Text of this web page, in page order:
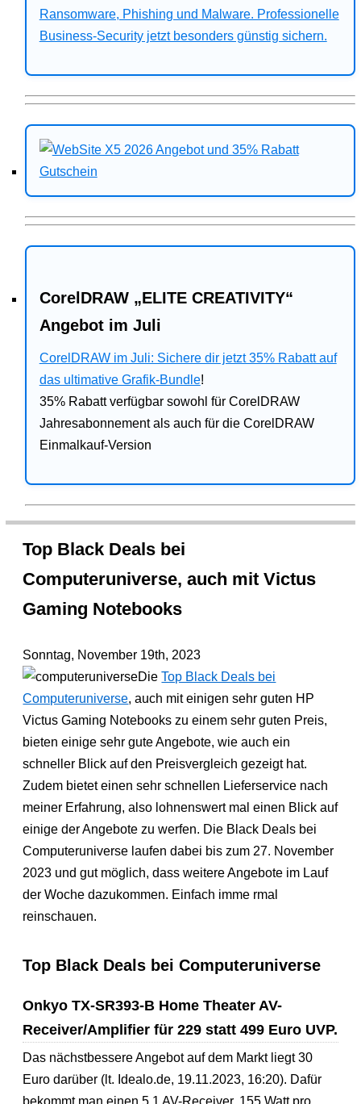
Ransomware, Phishing und Malware. Professionelle
Business-Security jetzt besonders günstig sichern.
CorelDRAW „ELITE CREATIVITY“
Angebot im Juli
CorelDRAW im Juli: Sichere dir jetzt 35% Rabatt auf
das ultimative Grafik-Bundle!
35% Rabatt verfügbar sowohl für CorelDRAW
Jahresabonnement als auch für die CorelDRAW
Einmalkauf-Version
Top Black Deals bei
Computeruniverse, auch mit Victus
Gaming Notebooks
Sonntag, November 19th, 2023
DieTop Black Deals bei
Computeruniverse, auch mit einigen sehr guten HP
Victus Gaming Notebooks zu einem sehr guten Preis,
bieten einige sehr gute Angebote, wie auch ein
schneller Blick auf den Preisvergleich gezeigt hat.
Zudem bietet einen sehr schnellen Lieferservice nach
meiner Erfahrung, also lohnenswert mal einen Blick auf
einige der Angebote zu werfen. Die Black Deals bei
Computeruniverse laufen dabei bis zum 27. November
2023 und gut möglich, dass weitere Angebote im Lauf
der Woche dazukommen. Einfach imme rmal
reinschauen.
Top Black Deals bei Computeruniverse
Onkyo TX-SR393-B Home Theater AV-
Receiver/Amplifier für 229 statt 499 Euro UVP.
Das nächstbessere Angebot auf dem Markt liegt 30
Euro darüber (lt. Idealo.de, 19.11.2023, 16:20). Dafür